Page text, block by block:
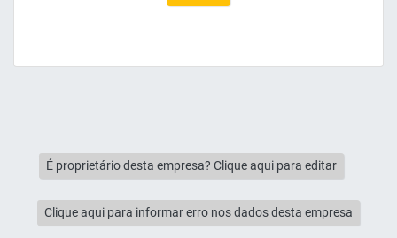
É proprietário desta empresa? Clique aqui para editar
Clique aqui para informar erro nos dados desta empresa